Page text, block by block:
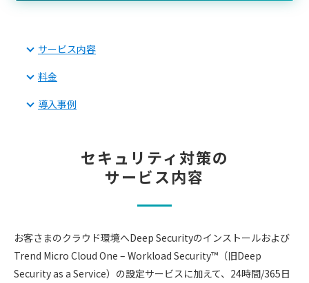
サービス内容
料金
導入事例
セキュリティ対策の
サービス内容
お客さまのクラウド環境へDeep Securityのインストールおよび
Trend Micro Cloud One – Workload Security™（旧Deep
Security as a Service）の設定サービスに加えて、24時間/365日